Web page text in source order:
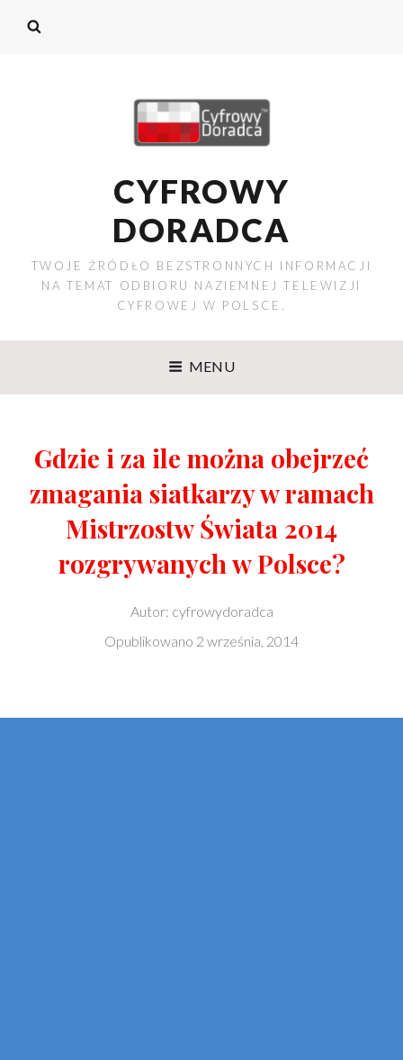
CYFROWY
DORADCA
TWOJE ŹRÓDŁO BEZSTRONNYCH INFORMACJI
NA TEMAT ODBIORU NAZIEMNEJ TELEWIZJI
CYFROWEJ W POLSCE.
MENU
Gdzie i za ile można obejrzeć
zmagania siatkarzy w ramach
Mistrzostw Świata 2014
rozgrywanych w Polsce?
Autor: cyfrowydoradca
Opublikowano 2 września, 2014